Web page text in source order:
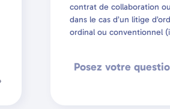
contrat de collaboration ou
dans le cas d’un litige
ordinal ou conventionnel
Posez votre